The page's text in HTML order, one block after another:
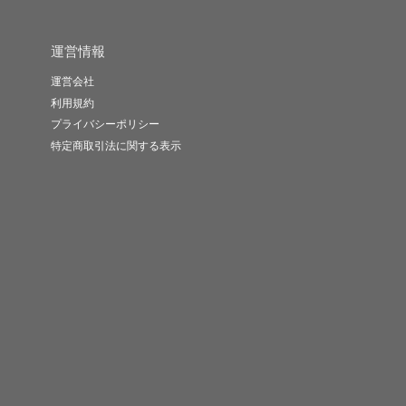
運営情報
運営会社
利用規約
プライバシーポリシー
特定商取引法に関する表示